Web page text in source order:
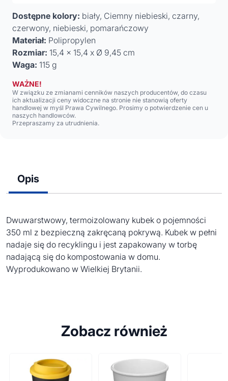
Dostępne kolory: biały, Ciemny niebieski, czarny,
czerwony, niebieski, pomarańczowy
Materiał: Polipropylen
Rozmiar: 15,4 x 15,4 x Ø 9,45 cm
Waga: 115 g
WAŻNE!
W związku ze zmianami cenników naszych producentów, do czasu
ich aktualizacji ceny widoczne na stronie nie stanowią oferty
handlowej w myśl Prawa Cywilnego. Prosimy o potwierdzenie cen u
naszych handlowców.
Przepraszamy za utrudnienia.
Opis
Dwuwarstwowy, termoizolowany kubek o pojemności
350 ml z bezpieczną zakręcaną pokrywą. Kubek w pełni
nadaje się do recyklingu i jest zapakowany w torbę
nadającą się do kompostowania w domu.
Wyprodukowano w Wielkiej Brytanii.
Zobacz również